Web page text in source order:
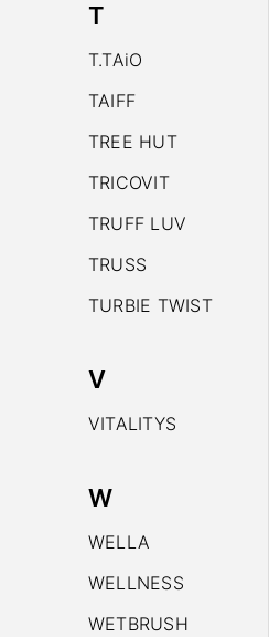
T
T.TAiO
TAIFF
TREE HUT
TRICOVIT
TRUFF LUV
TRUSS
TURBIE TWIST
V
VITALITYS
W
WELLA
WELLNESS
WETBRUSH